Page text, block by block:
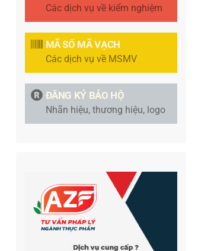
Các dịch vụ về kiểm nghiệm
MÃ SỐ MÃ VẠCH
Các dịch vụ về MSMV
ĐĂNG KÝ BẢO HỘ
Nhãn hiệu, thương hiệu, logo